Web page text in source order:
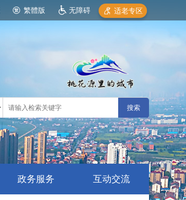
繁體版 无障碍 适老专区
政务服务 互动交流